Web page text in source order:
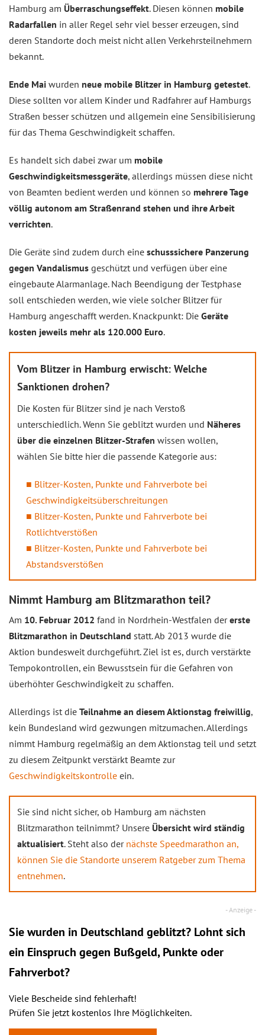
Hamburg am Überraschungseffekt. Diesen können mobile
Radarfallen in aller Regel sehr viel besser erzeugen, sind
deren Standorte doch meist nicht allen Verkehrsteilnehmern
bekannt.
Ende Mai wurden neue mobile Blitzer in Hamburg getestet.
Diese sollten vor allem Kinder und Radfahrer auf Hamburgs
Straßen besser schützen und allgemein eine Sensibilisierung
für das Thema Geschwindigkeit schaffen.
Es handelt sich dabei zwar um mobile
Geschwindigkeitsmessgeräte, allerdings müssen diese nicht
von Beamten bedient werden und können so mehrere Tage
völlig autonom am Straßenrand stehen und ihre Arbeit
verrichten.
Die Geräte sind zudem durch eine schusssichere Panzerung
gegen Vandalismus geschützt und verfügen über eine
eingebaute Alarmanlage. Nach Beendigung der Testphase
soll entschieden werden, wie viele solcher Blitzer für
Hamburg angeschafft werden. Knackpunkt: Die Geräte
kosten jeweils mehr als 120.000 Euro.
Vom Blitzer in Hamburg erwischt: Welche
Sanktionen drohen?
Die Kosten für Blitzer sind je nach Verstoß
unterschiedlich. Wenn Sie geblitzt wurden und Näheres
über die einzelnen Blitzer-Strafen wissen wollen,
wählen Sie bitte hier die passende Kategorie aus:
Blitzer-Kosten, Punkte und Fahrverbote bei
Geschwindigkeitsüberschreitungen
Blitzer-Kosten, Punkte und Fahrverbote bei
Rotlichtverstößen
Blitzer-Kosten, Punkte und Fahrverbote bei
Abstandsverstößen
Nimmt Hamburg am Blitzmarathon teil?
Am 10. Februar 2012 fand in Nordrhein-Westfalen dererste
Blitzmarathon in Deutschland statt. Ab 2013 wurde die
Aktion bundesweit durchgeführt. Ziel ist es, durch verstärkte
Tempokontrollen, ein Bewusstsein für die Gefahren von
überhöhter Geschwindigkeit zu schaffen.
Allerdings ist die Teilnahme an diesem Aktionstag freiwillig,
kein Bundesland wird gezwungen mitzumachen. Allerdings
nimmt Hamburg regelmäßig an dem Aktionstag teil und setzt
zu diesem Zeitpunkt verstärkt Beamte zur
Geschwindigkeitskontrolle ein.
Sie sind nicht sicher, ob Hamburg am nächsten
Blitzmarathon teilnimmt? Unsere Übersicht wird ständig
aktualisiert. Steht also der nächste Speedmarathon an,
können Sie die Standorte unserem Ratgeber zum Thema
entnehmen.
Sie wurden in Deutschland geblitzt? Lohnt sich
ein Einspruch gegen Bußgeld, Punkte oder
Fahrverbot?
Viele Bescheide sind fehlerhaft!
Prüfen Sie jetzt kostenlos Ihre Möglichkeiten.